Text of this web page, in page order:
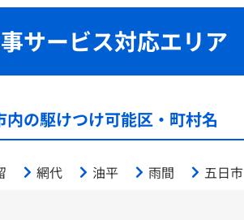
サービス対応エリア
内の駆けつけ可能区・町村名
網代 油平 雨間 五日市